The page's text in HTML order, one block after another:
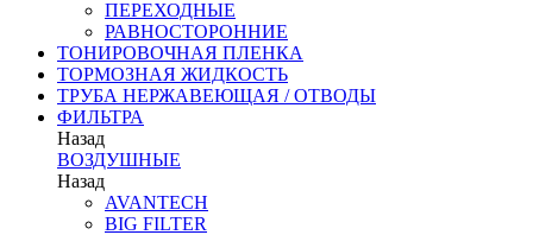
ПЕРЕХОДНЫЕ
РАВНОСТОРОННИЕ
ТОНИРОВОЧНАЯ ПЛЕНКА
ТОРМОЗНАЯ ЖИДКОСТЬ
ТРУБА НЕРЖАВЕЮЩАЯ / ОТВОДЫ
ФИЛЬТРА
Назад
ВОЗДУШНЫЕ
Назад
AVANTECH
BIG FILTER